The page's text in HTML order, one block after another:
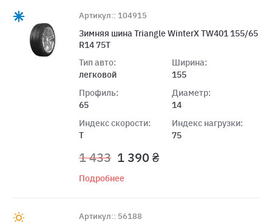
Артикул:: 104915
Зимняя шина Triangle WinterX TW401 155/65
R14 75T
Тип авто:
легковой
Профиль:
65
Индекс скорости:
T
Ширина:
155
Диаметр:
14
Индекс нагрузки:
75
1 433 1 390 ₴
Подробнее
Артикул:: 56188